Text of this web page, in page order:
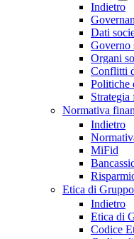
Indietro
Dati
Governo
Organi
Conflitti
Politiche
Strategia
Normativa
Indietro
MiFid
Etica di
Indietro
Etica di
Codice